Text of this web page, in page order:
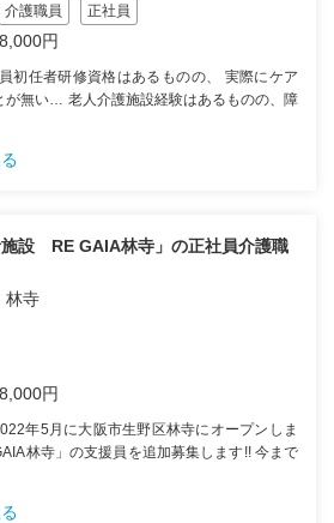
介護職員 正社員
円
初任者研修資格はあるものの、 実際にケア
が無い… 老人介護施設経験はあるものの、障
施設 RE GAIA林寺」の正社員介護職
林寺
円
年5月に大阪市生野区林寺にオープンしま
林寺」の支援員を追加募集します!! 今まで